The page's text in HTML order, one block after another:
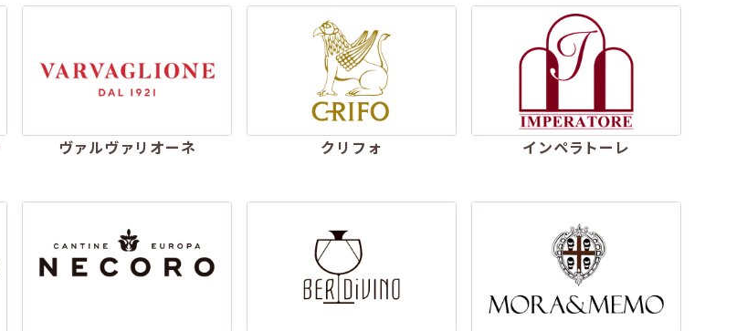
ヴァルヴァリオーネ クリフォ インペラトーレ